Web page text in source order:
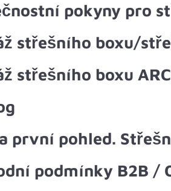
pokyny pro
střešního boxu/
střešního boxu
první pohled.
podmínky B2B /